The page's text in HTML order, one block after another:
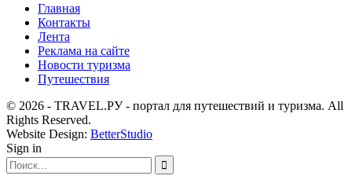
Главная
Контакты
Лента
Реклама на сайте
Новости туризма
Путешествия
© 2026 - TRAVEL.РУ - портал для путешествий и туризма. All
Rights Reserved.
Website Design: BetterStudio
Sign in